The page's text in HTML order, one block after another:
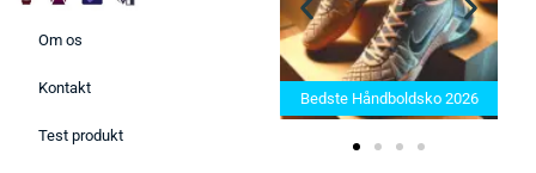
Om os
Kontakt
Test produkt
Bedste Saunatæppe 2025 –
Find de bedste produkter her!
Bedste Håndboldsko 2026